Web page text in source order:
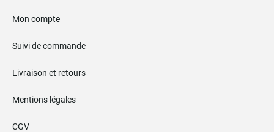
Mon compte
Suivi de commande
Livraison et retours
Mentions légales
CGV